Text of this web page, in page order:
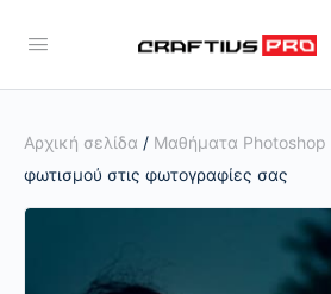
Αρχική σελίδα / Μαθήματα Photoshop
φωτισμού στις φωτογραφίες σας